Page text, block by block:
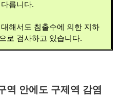
릅니다.
해서도 침출수에 의한 지하
로 검사하고 있습니다.
역 안에도 구제역 감염